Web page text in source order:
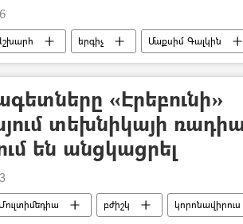
երգիչ Մաքսիմ Գալկին
«Էրեբունի»
տեխնիկայի
են անցկացրել
Մուլտիմեդիա բժիշկ կորոնավիրուս